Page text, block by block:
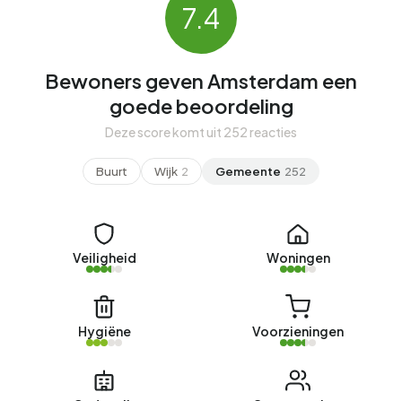
7.4
Bewoners geven Amsterdam een
goede beoordeling
Deze score komt uit 252 reacties
Buurt Wijk 2 Gemeente 252
Veiligheid Woningen
Hygiëne Voorzieningen